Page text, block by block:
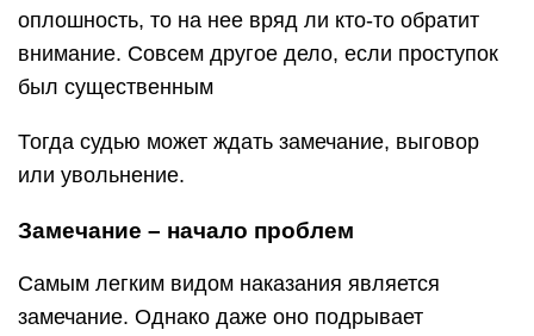
оплошность, то на нее вряд ли кто-то обратит
внимание. Совсем другое дело, если проступок
был существенным
Тогда судью может ждать замечание, выговор
или увольнение.
Замечание – начало проблем
Самым легким видом наказания является
замечание. Однако даже оно подрывает